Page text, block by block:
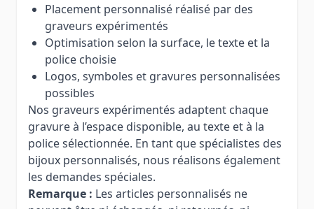
Placement personnalisé réalisé par des
graveurs expérimentés
Optimisation selon la surface, le texte et la
police choisie
Logos, symboles et gravures personnalisées
possibles
Nos graveurs expérimentés adaptent chaque
gravure à l’espace disponible, au texte et à la
police sélectionnée. En tant que spécialistes des
bijoux personnalisés, nous réalisons également
les demandes spéciales.
Remarque : Les articles personnalisés ne